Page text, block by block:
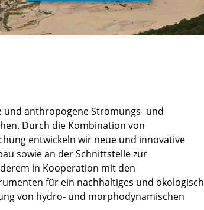
und anthropogene Strömungs- und
Durch die Kombination von
entwickeln wir neue und innovative
sowie an der Schnittstelle zur
in Kooperation mit den
für ein nachhaltiges und ökologisch
von hydro- und morphodynamischen